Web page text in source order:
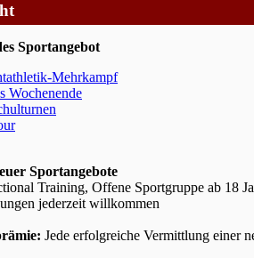
Sportangebot
Mehrkampf
Wochenende
Sportangebote
Training, Offene Sportgruppe ab 18
jederzeit willkommen
Jede erfolgreiche Vermittlung einer